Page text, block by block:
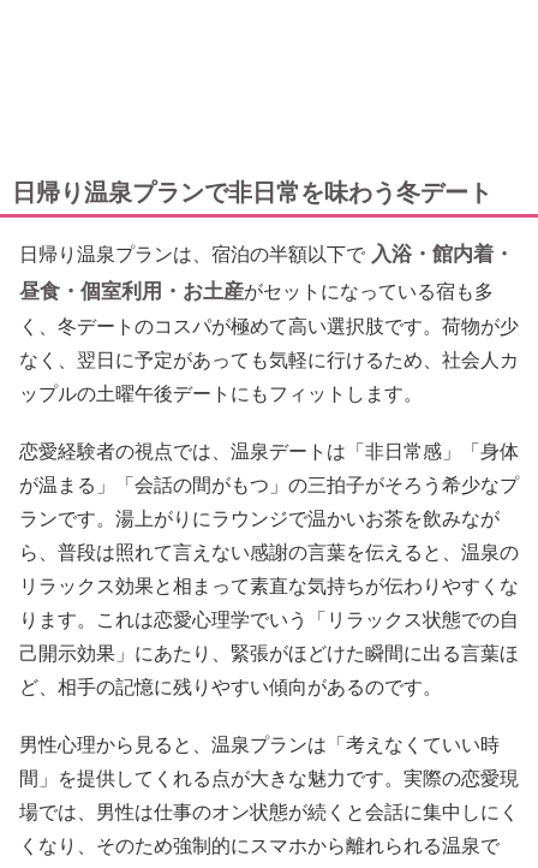
日帰り温泉プランで非日常を味わう冬デート
日帰り温泉プランは、宿泊の半額以下で 入浴・館内着・
昼食・個室利用・お土産がセットになっている宿も多
く、冬デートのコスパが極めて高い選択肢です。荷物が少
なく、翌日に予定があっても気軽に行けるため、社会人カ
ップルの土曜午後デートにもフィットします。
恋愛経験者の視点では、温泉デートは「非日常感」「身体
が温まる」「会話の間がもつ」の三拍子がそろう希少なプ
ランです。湯上がりにラウンジで温かいお茶を飲みなが
ら、普段は照れて言えない感謝の言葉を伝えると、温泉の
リラックス効果と相まって素直な気持ちが伝わりやすくな
ります。これは恋愛心理学でいう「リラックス状態での自
己開示効果」にあたり、緊張がほどけた瞬間に出る言葉ほ
ど、相手の記憶に残りやすい傾向があるのです。
男性心理から見ると、温泉プランは「考えなくていい時
間」を提供してくれる点が大きな魅力です。実際の恋愛現
場では、男性は仕事のオン状態が続くと会話に集中しにく
くなり、そのため強制的にスマホから離れられる温泉で